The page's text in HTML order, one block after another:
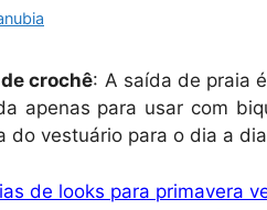
crochê: A saída de praia
apenas para usar com
do vestuário para o dia a
de looks para primavera